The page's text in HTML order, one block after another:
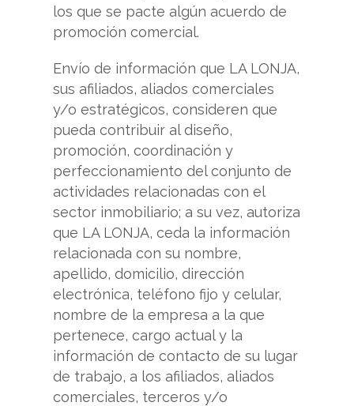
los que se pacte algún acuerdo de
promoción comercial.
Envío de información que LA LONJA,
sus afiliados, aliados comerciales
y/o estratégicos, consideren que
pueda contribuir al diseño,
promoción, coordinación y
perfeccionamiento del conjunto de
actividades relacionadas con el
sector inmobiliario; a su vez, autoriza
que LA LONJA, ceda la información
relacionada con su nombre,
apellido, domicilio, dirección
electrónica, teléfono fijo y celular,
nombre de la empresa a la que
pertenece, cargo actual y la
información de contacto de su lugar
de trabajo, a los afiliados, aliados
comerciales, terceros y/o